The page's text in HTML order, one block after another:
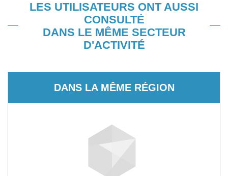
LES UTILISATEURS ONT AUSSI
CONSULTÉ
DANS LE MÊME SECTEUR
D'ACTIVITÉ
DANS LA MÊME RÉGION